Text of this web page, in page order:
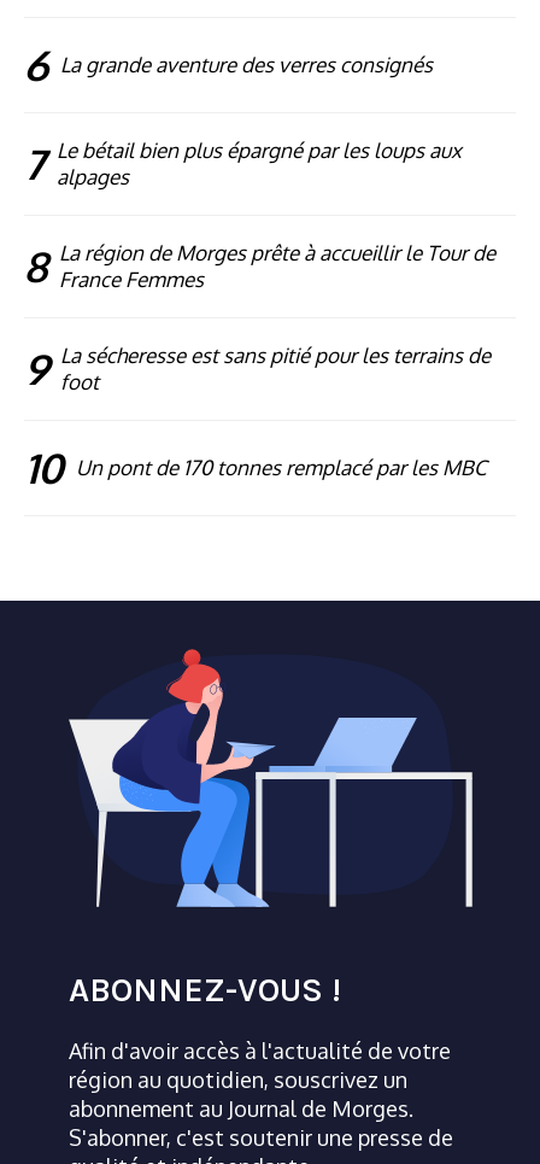
6 La grande aventure des verres consignés
7 Le bétail bien plus épargné par les loups aux
alpages
8 La région de Morges prête à accueillir le Tour de
France Femmes
9 La sécheresse est sans pitié pour les terrains de
foot
10 Un pont de 170 tonnes remplacé par les MBC
ABONNEZ-VOUS !
Afin d'avoir accès à l'actualité de votre
région au quotidien, souscrivez un
abonnement au Journal de Morges.
S'abonner, c'est soutenir une presse de